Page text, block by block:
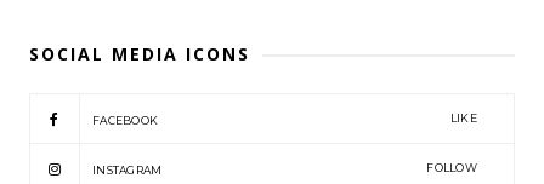
SOCIAL MEDIA ICONS
FACEBOOK LIKE
INSTAGRAM FOLLOW